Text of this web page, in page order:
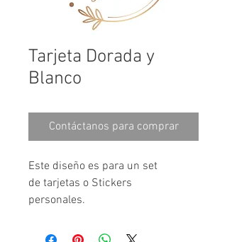
Tarjeta Dorada y
Blanco
Contáctanos para comprar
Este diseño es para un set
de tarjetas o Stickers
personales.⠀⠀⠀⠀⠀⠀⠀